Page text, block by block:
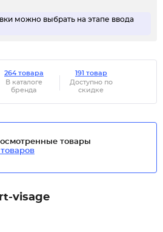
можно выбрать на этапе ввода
264 товара
В каталоге
бренда
191 товар
Доступно по
скидке
товары
товаров
visage